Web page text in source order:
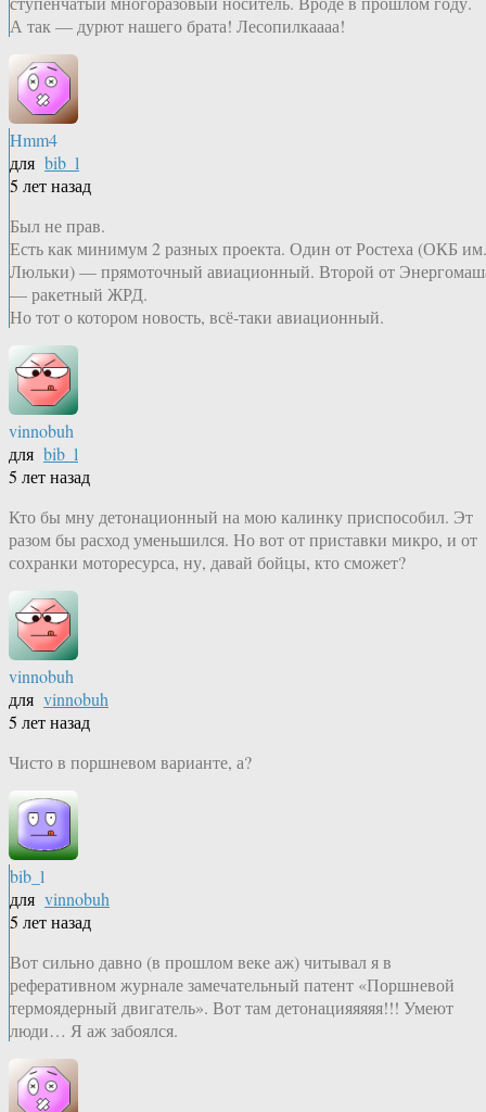
А так — дурют нашего брата! Лесопилкаааа!
Hmm4
для bib_l
5 лет назад
Был не прав.
Есть как минимум 2 разных проекта. Один от Ростеха (ОКБ им.
Люльки) — прямоточный авиационный. Второй от
— ракетный ЖРД.
Но тот о котором новость, всё-таки авиационный.
vinnobuh
для bib_l
5 лет назад
Кто бы мну детонационный на мою калинку приспособил. Эт
разом бы расход уменьшился. Но вот от приставки микро, и от
сохранки моторесурса, ну, давай бойцы, кто сможет?
vinnobuh
для vinnobuh
5 лет назад
Чисто в поршневом варианте, а?
bib_l
для vinnobuh
5 лет назад
Вот сильно давно (в прошлом веке аж) читывал я в
реферативном журнале замечательный патент «Поршневой
термоядерный двигатель». Вот там детонацияяяяя!!! Умеют
люди… Я аж забоялся.